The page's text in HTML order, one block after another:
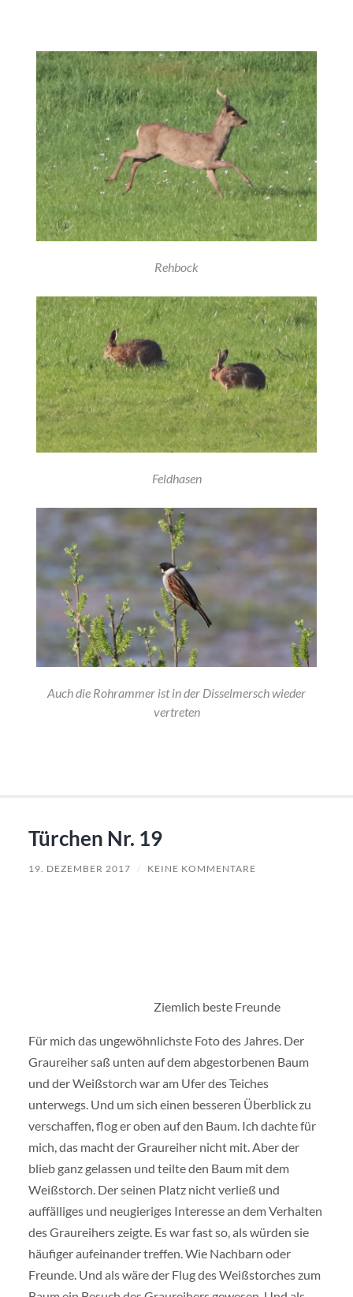
Rehbock
Feldhasen
Auch die Rohrammer ist in der Disselmersch wieder
vertreten
Türchen Nr. 19
19. DEZEMBER 2017 / KEINE KOMMENTARE
Ziemlich beste Freunde
Für mich das ungewöhnlichste Foto des Jahres. Der
Graureiher saß unten auf dem abgestorbenen Baum
und der Weißstorch war am Ufer des Teiches
unterwegs. Und um sich einen besseren Überblick zu
verschaffen, flog er oben auf den Baum. Ich dachte für
mich, das macht der Graureiher nicht mit. Aber der
blieb ganz gelassen und teilte den Baum mit dem
Weißstorch. Der seinen Platz nicht verließ und
auffälliges und neugieriges Interesse an dem Verhalten
des Graureihers zeigte. Es war fast so, als würden sie
häufiger aufeinander treffen. Wie Nachbarn oder
Freunde. Und als wäre der Flug des Weißstorches zum